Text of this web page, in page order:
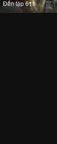
Đến tập 611